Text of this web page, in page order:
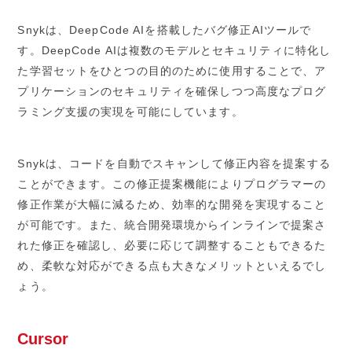
Snykは、DeepCode AIを搭載したバグ修正AIツールで
す。DeepCode AIは複数のモデルとセキュリティに特化し
た学習セットをひとつの目的のために使用することで、ア
プリケーションのセキュリティを確保しつつ高度なプログ
ラミング支援の実現を可能にしています。
Snykは、コードを自動でスキャンして修正内容を提案する
ことができます。この修正提案機能によりプログラマーの
修正作業が大幅に減るため、効率的な開発を実現すること
が可能です。また、統合開発環境からインラインで提案さ
れた修正を確認し、必要に応じて調整することもできるた
め、柔軟な対応ができる点も大きなメリットといえるでし
ょう。
Cursor